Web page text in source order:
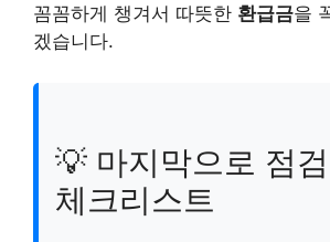
꼼꼼하게 챙겨서 따뜻한 환급금을
겠습니다.
💡 마지막으로 점
체크리스트